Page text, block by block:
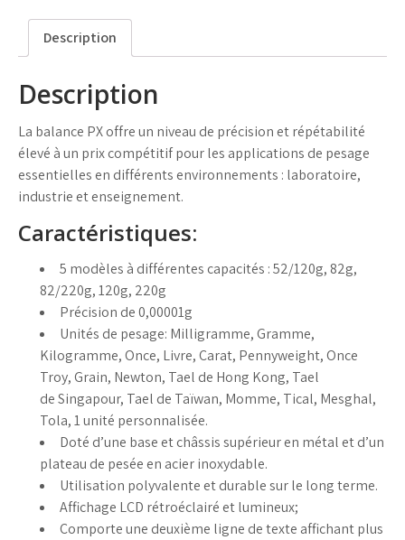
Description
Description
La balance PX offre un niveau de précision et répétabilité
élevé à un prix compétitif pour les applications de pesage
essentielles en différents environnements : laboratoire,
industrie et enseignement.
Caractéristiques:
5 modèles à différentes capacités : 52/120g, 82g,
82/220g, 120g, 220g
Précision de 0,00001g
Unités de pesage: Milligramme, Gramme,
Kilogramme, Once, Livre, Carat, Pennyweight, Once
Troy, Grain, Newton, Tael de Hong Kong, Tael
de Singapour, Tael de Taïwan, Momme, Tical, Mesghal,
Tola, 1 unité personnalisée.
Doté d’une base et châssis supérieur en métal et d’un
plateau de pesée en acier inoxydable.
Utilisation polyvalente et durable sur le long terme.
Affichage LCD rétroéclairé et lumineux;
Comporte une deuxième ligne de texte affichant plus